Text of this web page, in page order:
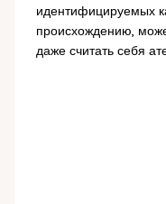
идентифицируемых
происхождению,
даже считать себя